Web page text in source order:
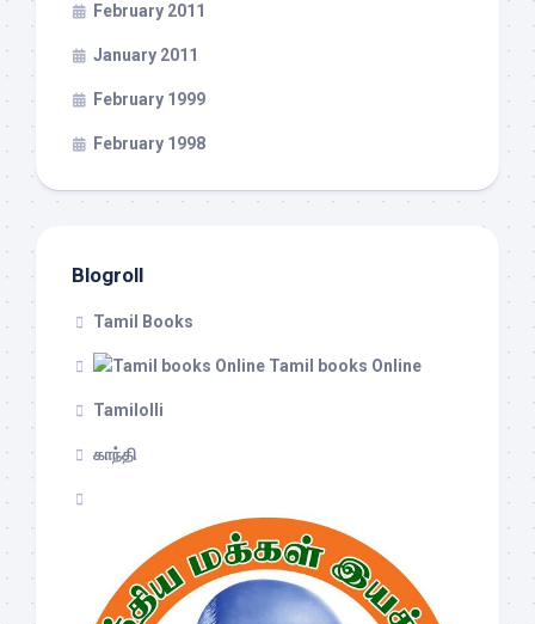
February 2011
January 2011
February 1999
February 1998
Blogroll
Tamil Books
Tamil books Online
Tamilolli
காந்தி